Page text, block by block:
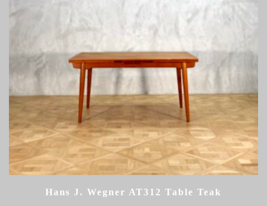
Hans J. Wegner AT312 Table Teak